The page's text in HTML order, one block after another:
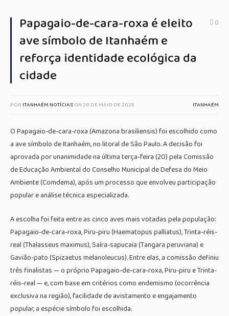
Papagaio-de-cara-roxa é eleito
ave símbolo de Itanhaém e
reforça identidade ecológica da
cidade
0
POR ITANHAÉM NOTÍCIASON28 DE MAIO DE 2025 ITANHAÉM
O Papagaio-de-cara-roxa (Amazona brasiliensis) foi escolhido como
a ave símbolo de Itanhaém, no litoral de São Paulo. A decisão foi
aprovada por unanimidade na última terça-feira (20) pela Comissão
de Educação Ambiental do Conselho Municipal de Defesa do Meio
Ambiente (Comdema), após um processo que envolveu participação
popular e análise técnica especializada.
A escolha foi feita entre as cinco aves mais votadas pela população:
Papagaio-de-cara-roxa, Piru-piru (Haematopus palliatus), Trinta-réis-
real (Thalasseus maximus), Saíra-sapucaia (Tangara peruviana) e
Gavião-pato (Spizaetus melanoleucus). Entre elas, a comissão definiu
três finalistas — o próprio Papagaio-de-cara-roxa, Piru-piru e Trinta-
réis-real — e, com base em critérios como endemismo (ocorrência
exclusiva na região), facilidade de avistamento e engajamento
popular, a espécie símbolo foi escolhida.